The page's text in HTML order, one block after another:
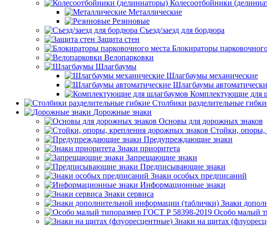
Колесоотбойники
Металлические
Резиновые
Съезд/заезд для бордюра
Защита стен
Блокираторы
Велопарковки
Шлагбаумы
Шлагбаумы механические
Шлагбаумы
Комплектующие для
Столбики разделительные
Дорожные знаки
Основы для дорожных знаков
Стойки, опоры,
Предупреждающие знаки
Знаки приоритета
Запрещающие знаки
Предписывающие знаки
Знаки особых предписаний
Информационные знаки
Знаки сервиса
Знаки
Особо малый
Знаки на щитах